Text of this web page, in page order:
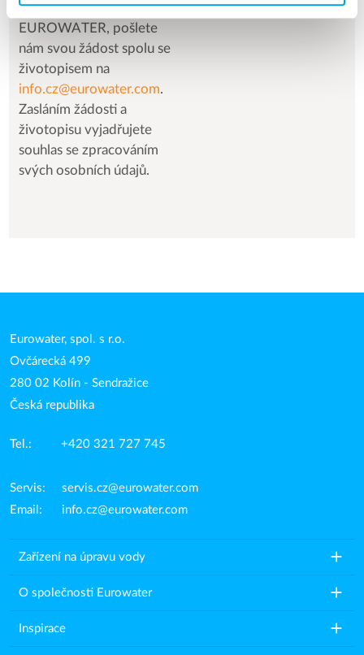
ve společnosti
EUROWATER, pošlete
nám svou žádost spolu se
životopisem na
info.cz@eurowater.com.
Zasláním žádosti a
životopisu vyjadřujete
souhlas se zpracováním
svých osobních údajů.
Eurowater, spol. s r.o.
Ovčárecká 499
280 02 Kolín - Sendražice
Česká republika
Tel.: +420 321 727 745
Servis:servis.cz@eurowater.com
Email: info.cz@eurowater.com
Zařízení na úpravu vody add
O společnosti Eurowater add
Inspirace add